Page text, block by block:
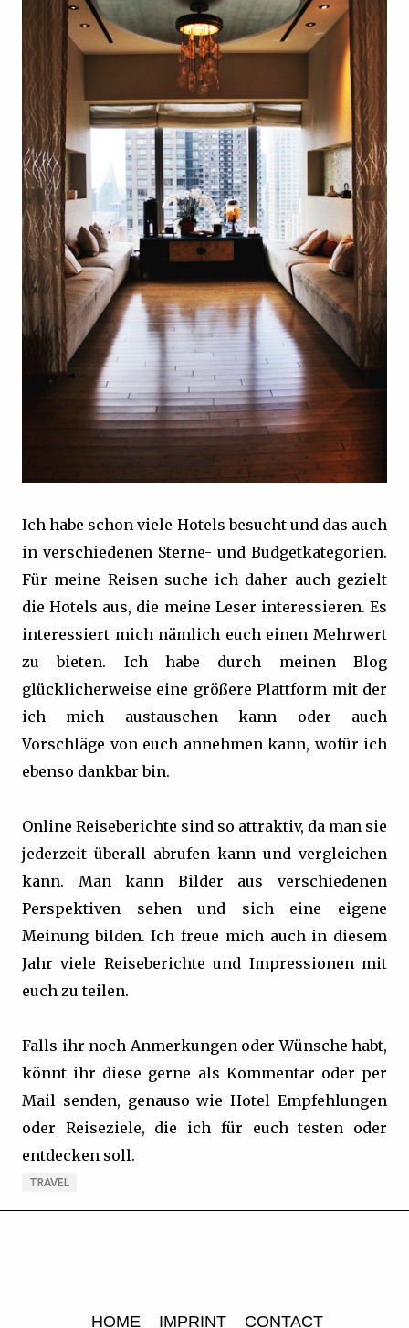
Ich habe schon viele Hotels besucht und das auch
in verschiedenen Sterne- und Budgetkategorien.
Für meine Reisen suche ich daher auch gezielt
die Hotels aus, die meine Leser interessieren. Es
interessiert mich nämlich euch einen Mehrwert
zu bieten. Ich habe durch meinen Blog
glücklicherweise eine größere Plattform mit der
ich mich austauschen kann oder auch
Vorschläge von euch annehmen kann, wofür ich
ebenso dankbar bin.
Online Reiseberichte sind so attraktiv, da man sie
jederzeit überall abrufen kann und vergleichen
kann. Man kann Bilder aus verschiedenen
Perspektiven sehen und sich eine eigene
Meinung bilden. Ich freue mich auch in diesem
Jahr viele Reiseberichte und Impressionen mit
euch zu teilen.
Falls ihr noch Anmerkungen oder Wünsche habt,
könnt ihr diese gerne als Kommentar oder per
Mail senden, genauso wie Hotel Empfehlungen
oder Reiseziele, die ich für euch testen oder
entdecken soll.
TRAVEL
HOME IMPRINT CONTACT